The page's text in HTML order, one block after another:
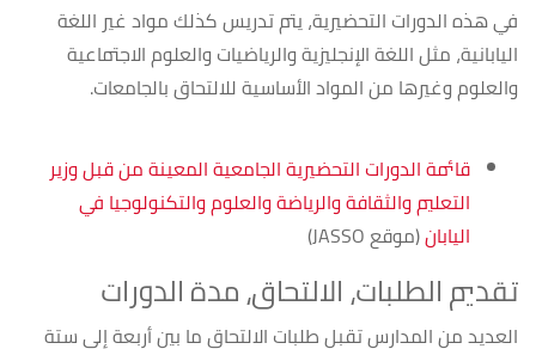
في هذه الدورات التحضيرية، يتم تدريس كذلك مواد غير اللغة
اليابانية، مثل اللغة الإنجليزية والرياضيات والعلوم الاجتماعية
والعلوم وغيرها من المواد الأساسية للالتحاق بالجامعات.
قائمة الدورات التحضيرية الجامعية المعينة من قبل وزير
التعليم والثقافة والرياضة والعلوم والتكنولوجيا في
اليابان(موقع JASSO)
تقديم الطلبات، الالتحاق، مدة الدورات
العديد من المدارس تقبل طلبات الالتحاق ما بين أربعة إلى ستة